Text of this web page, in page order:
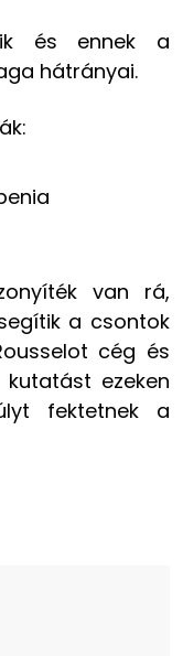
és ennek a
hátrányai.
van rá,
a csontok
cég és
ezeken
fektetnek a